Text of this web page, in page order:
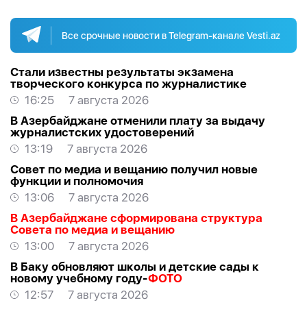
Все срочные новости в Telegram-канале Vesti.az
Стали известны результаты экзамена
творческого конкурса по журналистике
16:25
7 августа 2026
В Азербайджане отменили плату за выдачу
журналистских удостоверений
13:19
7 августа 2026
Совет по медиа и вещанию получил новые
функции и полномочия
13:06
7 августа 2026
В Азербайджане сформирована структура
Совета по медиа и вещанию
13:00
7 августа 2026
В Баку обновляют школы и детские сады к
новому учебному году-ФОТО
12:57
7 августа 2026